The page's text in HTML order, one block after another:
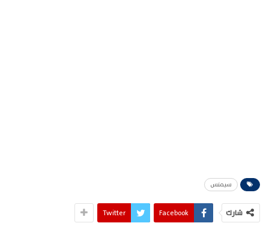
سيمنس
شارك Facebook
Twitter